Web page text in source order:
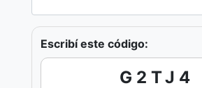
Escribí este código:
G2TJ4